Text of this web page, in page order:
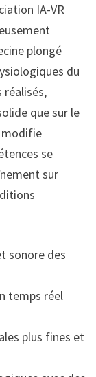
IA-VR
plongé
du
que sur le
modifie
se
sur
sonore des
temps réel
plus fines et